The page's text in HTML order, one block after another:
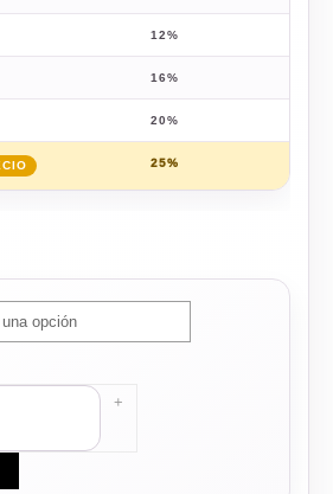
12%
16%
20%
25%
+